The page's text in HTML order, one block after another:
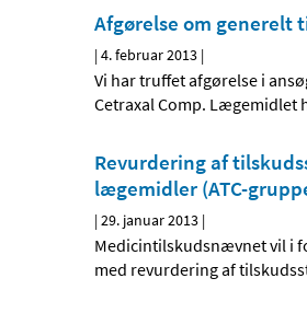
Afgørelse om generelt
|4. februar 2013 |
Vi har truffet afgørelse i
Cetraxal Comp. Lægemidlet
Revurdering af
lægemidler (ATC-
|29. januar 2013 |
Medicintilskudsnævnet vil i
med revurdering af